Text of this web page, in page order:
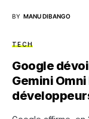
BY MANU DIBANGO
TECH
Google
Gemini